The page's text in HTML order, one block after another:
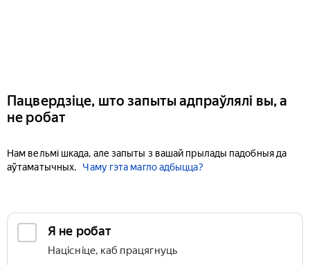
Пацвердзіце, што запыты адпраўлялі вы, а
не робат
Нам вельмі шкада, але запыты з вашай прылады падобныя да
аўтаматычных.
Чаму гэта магло адбыцца?
Я не робат
Націсніце, каб працягнуць